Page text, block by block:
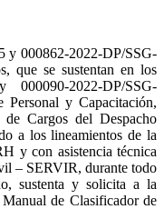
y 000862-2022-DP/SSG-
que se sustentan en los
2022-DP/SSG-
y Capacitación,
Cargos del Despacho
a los lineamientos de la
y con asistencia técnica
– SERVIR, durante todo
sustenta y solicita a la
de Clasificador de